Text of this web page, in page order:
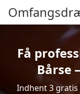
Få
Bårse
Indhent 3